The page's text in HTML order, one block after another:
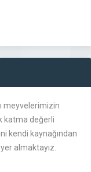
meyvelerimizin
katma değerli
kendi kaynağından
almaktayız.